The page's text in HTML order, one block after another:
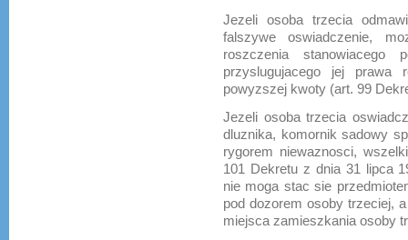
Jezeli osoba trzecia
falszywe oswiadczenie,
roszczenia stanowiacego
przyslugujacego jej prawa
powyzszej kwoty (art. 99
Jezeli osoba trzecia
dluznika, komornik sadowy
rygorem niewaznosci,
101 Dekretu z dnia 31 lipca
nie moga stac sie
pod dozorem osoby trzeciej,
miejsca zamieszkania osoby